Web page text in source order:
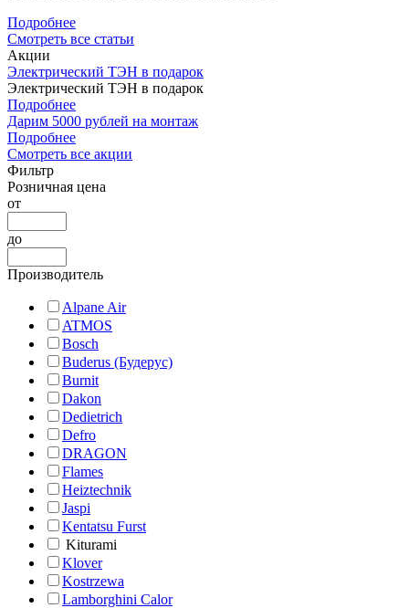
Подробнее
Смотреть все статьи
Акции
Электрический ТЭН в подарок
Электрический ТЭН в подарок
Подробнее
Дарим 5000 рублей на монтаж
Подробнее
Смотреть все акции
Фильтр
Розничная цена
от
до
Производитель
Alpane Air
ATMOS
Bosch
Buderus (Будерус)
Burnit
Dakon
Dedietrich
Defro
DRAGON
Flames
Heiztechnik
Jaspi
Kentatsu Furst
Kiturami
Klover
Kostrzewa
Lamborghini Calor